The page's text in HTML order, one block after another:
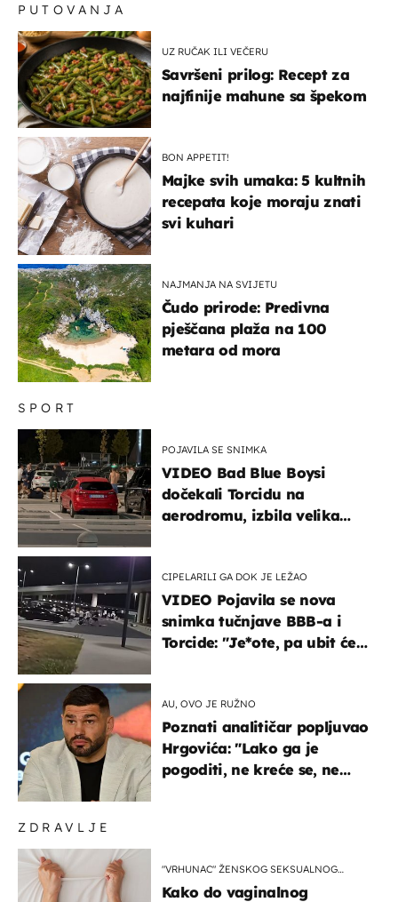
ZDRAVLJE
"VRHUNAC" ŽENSKOG SEKSUALNOG
Kako do vaginalnog
SPORT
POJAVILA SE SNIMKA
VIDEO Bad Blue Boysi
dočekali Torcidu na
aerodromu, izbila velika
CIPELARILI GA DOK JE LEŽAO
VIDEO Pojavila se nova
snimka tučnjave BBB-a i
Torcide: "Je*ote, pa ubit će
AU, OVO JE RUŽNO
Poznati analitičar popljuvao
Hrgovića: "Lako ga je
pogoditi, ne kreće se, ne
PUTOVANJA
UZ RUČAK ILI VEČERU
Savršeni prilog: Recept za
najfinije mahune sa špekom
BON APPETIT!
Majke svih umaka: 5 kultnih
recepata koje moraju znati
svi kuhari
NAJMANJA NA SVIJETU
Čudo prirode: Predivna
pješčana plaža na 100
metara od mora